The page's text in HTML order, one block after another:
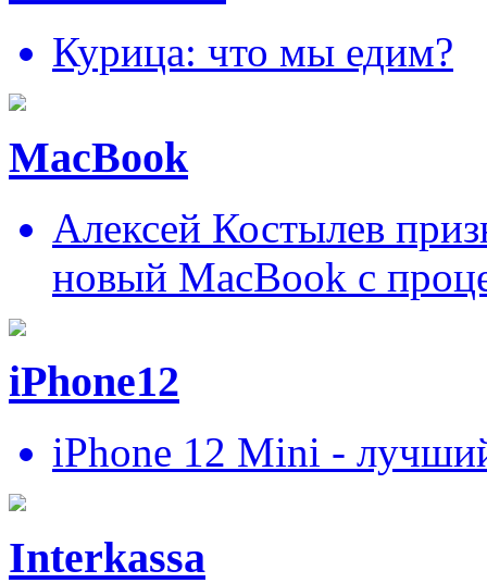
Курица: что мы едим?
MacBook
Алексей Костылев
новый MacBook c
iPhone12
iPhone 12 Mini -
Interkassa